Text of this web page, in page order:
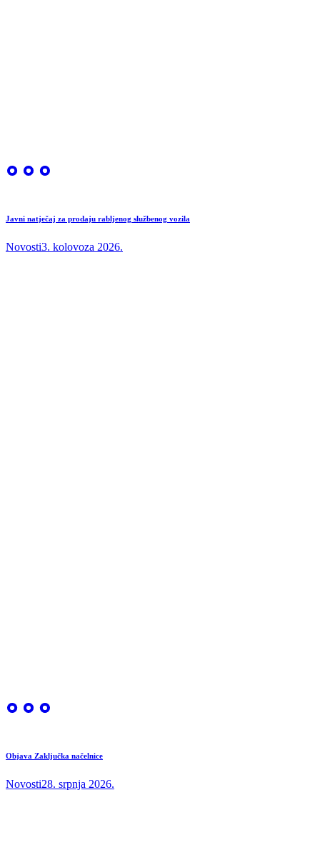
Javni natječaj za prodaju rabljenog službenog vozila
Novosti3. kolovoza 2026.
Objava Zaključka načelnice
Novosti28. srpnja 2026.